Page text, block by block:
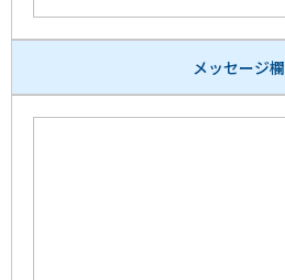
メッセージ欄